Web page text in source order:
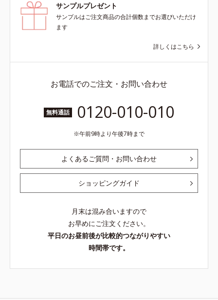
サンプルプレゼント
サンプルはご注文商品の合計個数までお選びいただけ
ます
詳しくはこちら
お電話でのご注文・お問い合わせ
無料通話 0120-010-010
午前9時より午後7時まで
よくあるご質問・お問い合わせ
ショッピングガイド
月末は混み合いますので
お早めにご注文ください。
平日のお昼前後が比較的つながりやすい
時間帯です。